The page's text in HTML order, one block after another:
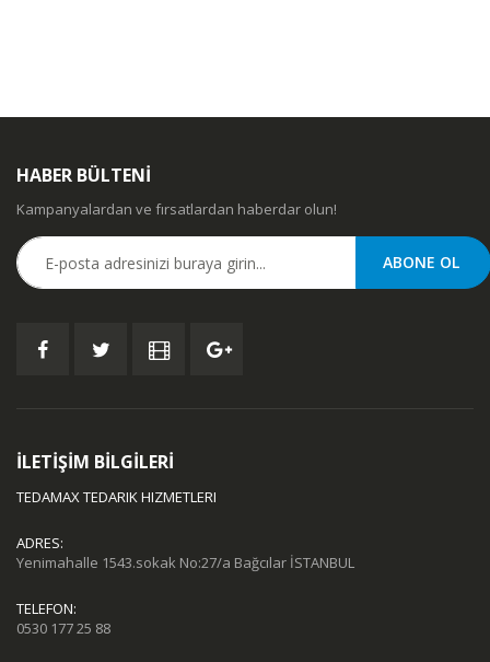
HABER BÜLTENİ
Kampanyalardan ve fırsatlardan haberdar olun!
İLETİŞİM BİLGİLERİ
TEDAMAX TEDARIK HIZMETLERI
ADRES:
Yenimahalle 1543.sokak No:27/a Bağcılar İSTANBUL
TELEFON:
0530 177 25 88